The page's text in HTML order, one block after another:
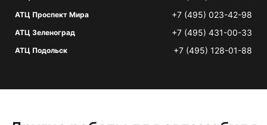
АТЦ Проспект Мира +7 (495) 023-42-98
АТЦ Зеленоград +7 (495) 431-00-33
АТЦ Подольск +7 (495) 128-01-88